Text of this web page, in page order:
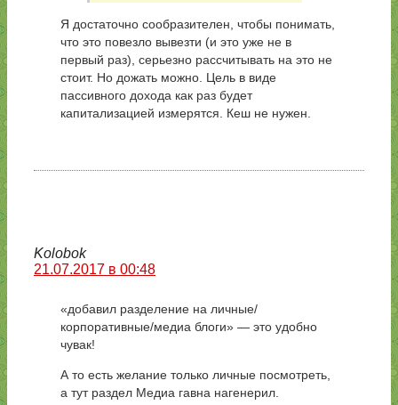
Я достаточно сообразителен, чтобы понимать,
что это повезло вывезти (и это уже не в
первый раз), серьезно рассчитывать на это не
стоит. Но дожать можно. Цель в виде
пассивного дохода как раз будет
капитализацией измерятся. Кеш не нужен.
Kolobok
21.07.2017 в 00:48
«добавил разделение на личные/
корпоративные/медиа блоги» — это удобно
чувак!
А то есть желание только личные посмотреть,
а тут раздел Медиа гавна нагенерил.